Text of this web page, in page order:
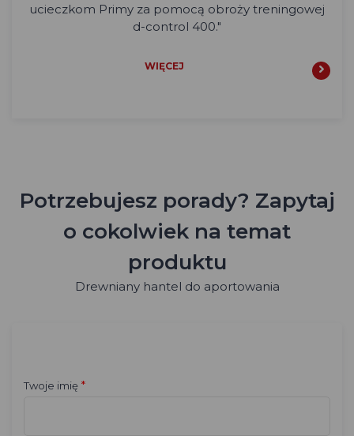
ucieczkom Primy za pomocą obroży treningowej
d-control 400."
WIĘCEJ
Potrzebujesz porady? Zapytaj
o cokolwiek na temat
produktu
Drewniany hantel do aportowania
Twoje imię *